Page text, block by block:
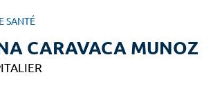
SANTÉ
CARAVACA MUNOZ